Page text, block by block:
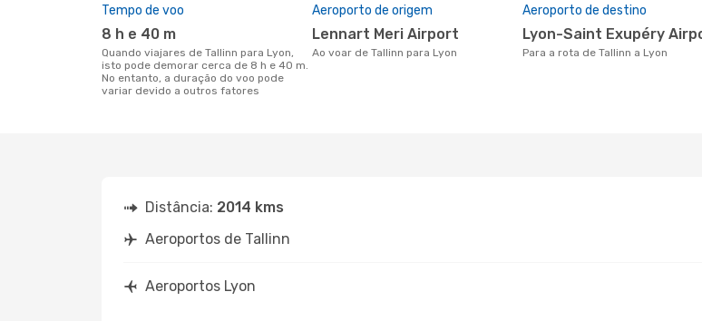
Tempo de voo
8 h e 40 m
Quando viajares de Tallinn para Lyon,
isto pode demorar cerca de 8 h e 40 m.
No entanto, a duração do voo pode
variar devido a outros fatores
Aeroporto de origem
Lennart Meri Airport
Ao voar de Tallinn para Lyon
Aeroporto de destino
Lyon-Saint Exupéry
Para a rota de Tallinn a Lyon
Distância: 2014 kms
Aeroportos de Tallinn
Aeroportos Lyon